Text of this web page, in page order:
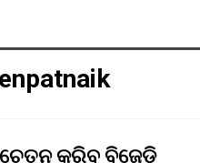
କରିବ ବିଜେଡି